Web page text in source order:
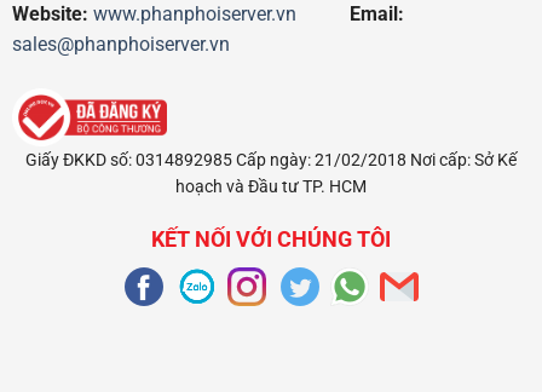
Website: www.phanphoiserver.vn
Email:
sales@phanphoiserver.vn
Giấy ĐKKD số: 0314892985 Cấp ngày: 21/02/2018 Nơi cấp: Sở Kế
hoạch và Đầu tư TP. HCM
KẾT NỐI VỚI CHÚNG TÔI